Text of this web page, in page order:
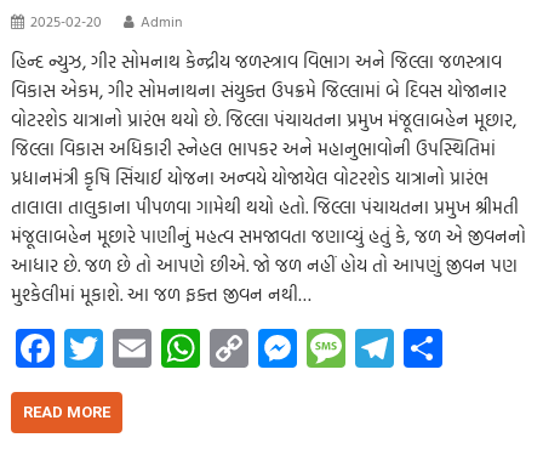
2025-02-20 Admin
હિન્દ ન્યુઝ, ગીર સોમનાથ કેન્દ્રીય જળસ્ત્રાવ વિભાગ અને જિલ્લા જળસ્ત્રાવ
વિકાસ એકમ, ગીર સોમનાથના સંયુક્ત ઉપક્રમે જિલ્લામાં બે દિવસ યોજાનાર
વોટરશેડ યાત્રાનો પ્રારંભ થયો છે. જિલ્લા પંચાયતના પ્રમુખ મંજૂલાબહેન મૂછાર,
જિલ્લા વિકાસ અધિકારી સ્નેહલ ભાપકર અને મહાનુભાવોની ઉપસ્થિતિમાં
પ્રધાનમંત્રી કૃષિ સિંચાઈ યોજના અન્વયે યોજાયેલ વોટરશેડ યાત્રાનો પ્રારંભ
તાલાલા તાલુકાના પીપળવા ગામેથી થયો હતો. જિલ્લા પંચાયતના પ્રમુખ શ્રીમતી
મંજૂલાબહેન મૂછારે પાણીનું મહત્વ સમજાવતા જણાવ્યું હતું કે, જળ એ જીવનનો
આધાર છે. જળ છે તો આપણે છીએ. જો જળ નહીં હોય તો આપણું જીવન પણ
મુશ્કેલીમાં મૂકાશે. આ જળ ફક્ત જીવન નથી…
Fa
ce
b
T
wi
tt
E
m
W
h
C
o
M
es
M
es
Te
le
READ MORE